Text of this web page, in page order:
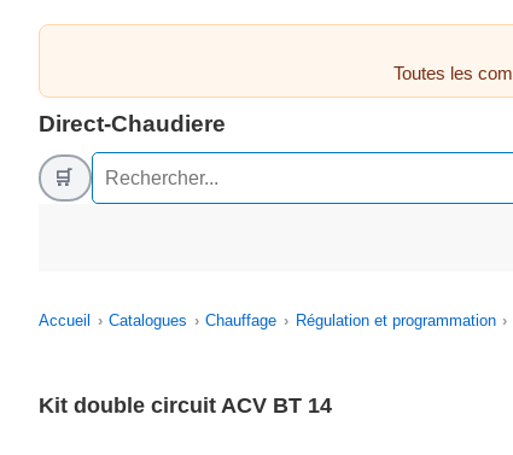
Toutes les
Direct-Chaudiere
🛒
Accueil Catalogues Chauffage Régulation et programmation
Kit double circuit ACV BT 14